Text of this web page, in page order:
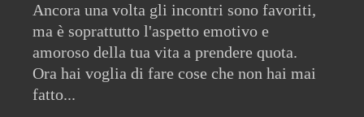
Ancora una volta gli incontri sono favoriti,
ma è soprattutto l'aspetto emotivo e
amoroso della tua vita a prendere quota.
Ora hai voglia di fare cose che non hai mai
fatto...